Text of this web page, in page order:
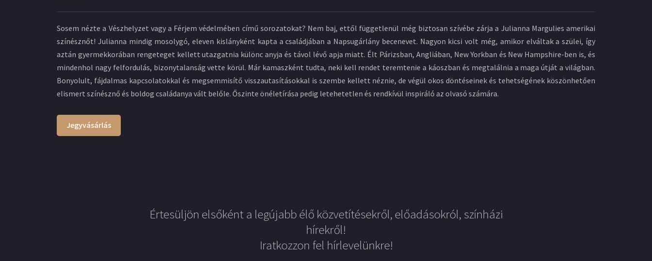
Sosem nézte a Vészhelyzet vagy a Férjem védelmében című sorozatokat? Nem baj, ettől függetlenül még biztosan szívébe zárja a Julianna Margulies amerikai
színésznőt! Julianna mindig mosolygó, eleven kislányként kapta a családjában a Napsugárlány becenevet. Nagyon kicsi volt még, amikor elváltak a szülei, így
aztán gyermekkorában rengeteget kellett utazgatnia különc anyja és távol lévő apja miatt. Élt Párizsban, Angliában, New Yorkban és New Hampshire-ben is, és
mindenhol nagy felfordulás, bizonytalanság vette körül. Már kamaszként tudta, neki kell rendet teremtenie a káoszban és megtalálnia a maga útját a világban.
Bonyolult, fájdalmas kapcsolatokkal és megsemmisítő visszautasításokkal is szembe kellett néznie, de végül okos döntéseinek és tehetségének köszönhetően
elismert színésznő és boldog családanya vált belőle. Őszinte önéletírása pedig letehetetlen és rendkívül inspiráló az olvasó számára.
Jegyvásárlás
Értesüljön elsőként a legújabb élő közvetítésekről, előadásokról, színházi
hírekről!
Iratkozzon fel hírlevelünkre!